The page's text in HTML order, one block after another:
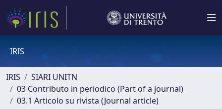
IRIS
IRIS
SIARI UNITN
03 Contributo in periodico (Part of a journal)
03.1 Articolo su rivista (Journal article)